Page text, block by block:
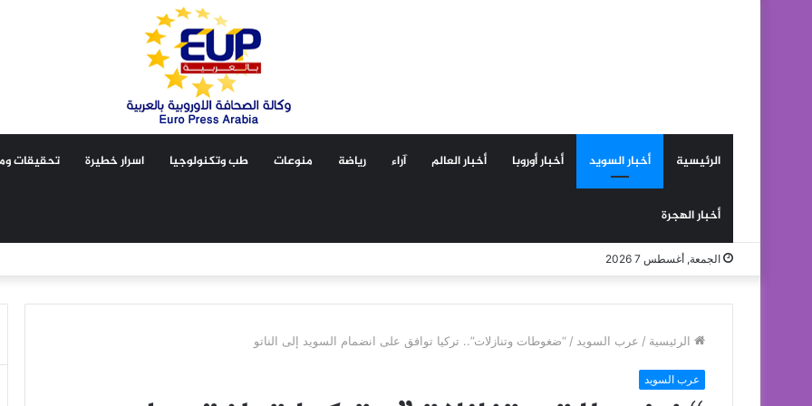
الرئيسية أخبار السويد أخبار أوروبا أخبار العالم آراء رياضة منوعات طب وتكنولوجيا اسرار خطيرة تحقيقات
أخبار الهجرة
الجمعة, أغسطس 7 2026
الرئيسية / عرب السويد / “ضغوطات وتنازلات”.. تركيا توافق على انضمام السويد إلى الناتو
عرب السويد